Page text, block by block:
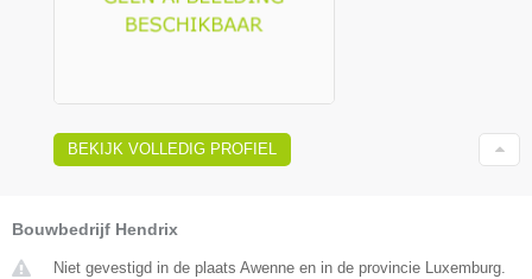
BEKIJK VOLLEDIG PROFIEL
Bouwbedrijf Hendrix
Niet gevestigd in de plaats Awenne en in de provincie Luxemburg.